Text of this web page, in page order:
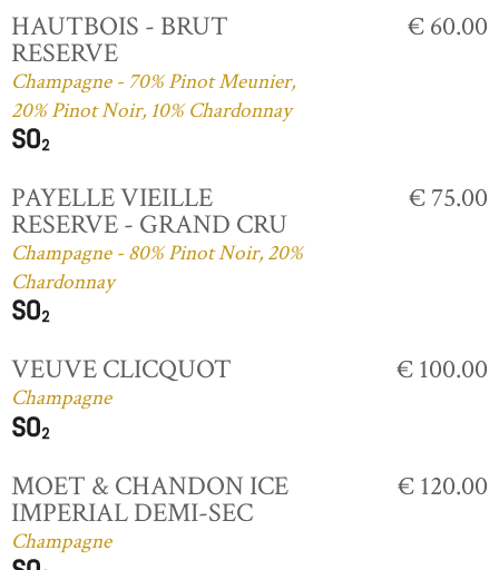
HAUTBOIS - BRUT
RESERVE
Champagne - 70% Pinot Meunier,
20% Pinot Noir, 10% Chardonnay
€ 60.00
PAYELLE VIEILLE
RESERVE - GRAND CRU
Champagne - 80% Pinot Noir, 20%
Chardonnay
€ 75.00
VEUVE CLICQUOT
Champagne
€ 100.00
MOET & CHANDON ICE
IMPERIAL DEMI-SEC
Champagne
€ 120.00